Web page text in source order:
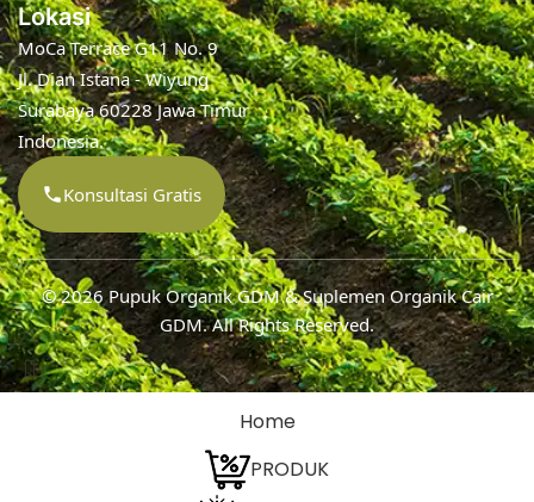
Lokasi
MoCa Terrace G11 No. 9
Jl. Dian Istana - Wiyung
Surabaya 60228 Jawa Timur
Indonesia.
Konsultasi Gratis
© 2026Pupuk Organik GDM & Suplemen Organik Cair
GDM. All Rights Reserved.
Home
PRODUK